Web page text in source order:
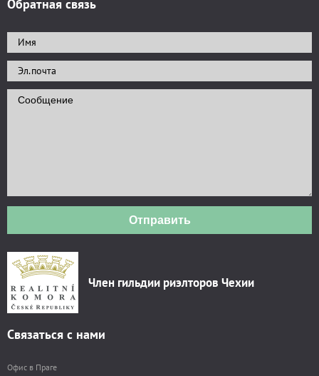
Обратная связь
Отправить
Член гильдии риэлторов Чехии
Связаться с нами
Офис в Праге